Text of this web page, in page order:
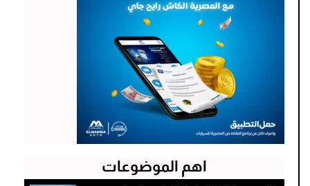
اهم الموضوعات